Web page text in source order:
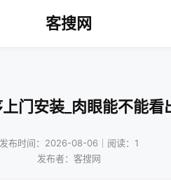
客搜网
门安装_肉眼能不能
发布时间：2026-08-06｜阅读：1
发布者：客搜网